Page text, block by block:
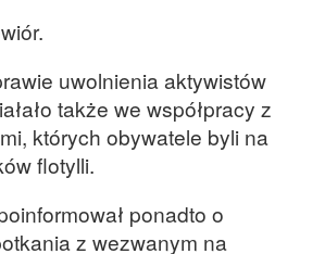
uwolnienia aktywistów
także we współpracy z
których obywatele byli na
flotylli.
ponadto o
z wezwanym na